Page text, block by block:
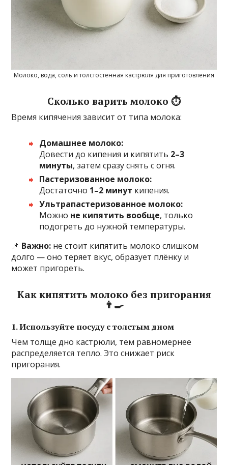
Молоко, вода, соль и толстостенная кастрюля для приготовления
Сколько варить молоко ⏱️
Время кипячения зависит от типа молока:
Домашнее молоко:
Довести до кипения и кипятить 2–3
минуты, затем сразу снять с огня.
Пастеризованное молоко:
Достаточно 1–2 минут кипения.
Ультрапастеризованное молоко:
Можно не кипятить вообще, только
подогреть до нужной температуры.
📌 Важно: не стоит кипятить молоко слишком
долго — оно теряет вкус, образует плёнку и
может пригореть.
Как кипятить молоко без пригорания
👨‍🍳
1. Используйте посуду с толстым дном
Чем толще дно кастрюли, тем равномернее
распределяется тепло. Это снижает риск
пригорания.